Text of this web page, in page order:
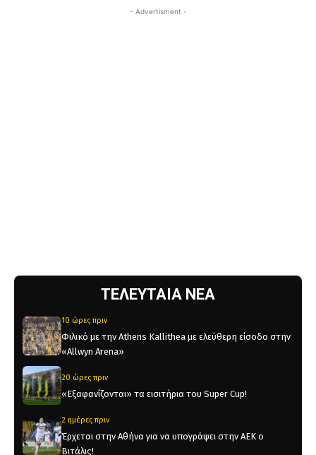
- Advertisment -
ΤΕΛΕΥΤΑΙΑ ΝΕΑ
10 ώρες πριν
Φιλικό με την Athens Kallithea με ελεύθερη είσοδο στην
«Allwyn Arena»
20 ώρες πριν
«Εξαφανίζονται» τα εισιτήρια του Super Cup!
2 ημέρες πριν
Έρχεται στην Αθήνα για να υπογράψει στην ΑΕΚ ο
Βιτάλις!